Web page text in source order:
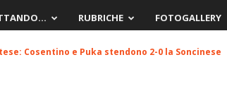
RUBRICHE FOTOGALLERY
Cosentino e Puka stendono 2-0 la Soncinese